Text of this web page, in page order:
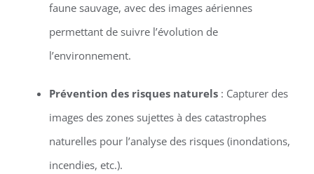
faune sauvage, avec des images aériennes
permettant de suivre l’évolution de
l’environnement.
Prévention des risques naturels: Capturer des
images des zones sujettes à des catastrophes
naturelles pour l’analyse des risques (inondations,
incendies, etc.).